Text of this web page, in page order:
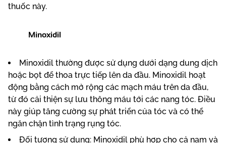
thuốc này.
Minoxidil
Minoxidil thường được sử dụng dưới dạng dung dịch
hoặc bọt để thoa trực tiếp lên da đầu. Minoxidil hoạt
động bằng cách mở rộng các mạch máu trên da đầu,
từ đó cải thiện sự lưu thông máu tới các nang tóc. Điều
này giúp tăng cường sự phát triển của tóc và có thể
ngăn chặn tình trạng rụng tóc.
Đối tượng sử dụng: Minoxidil phù hợp cho cả nam và